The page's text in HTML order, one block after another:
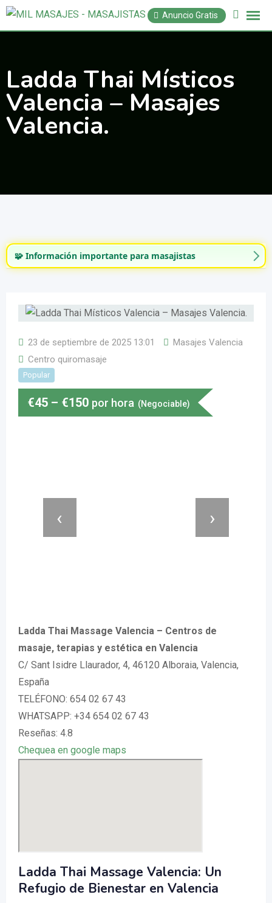
Saltar
Anuncio Gratis
Ladda Thai Místicos
Valencia – Masajes
Valencia.
🧩 Información importante para masajistas
23 de septiembre de 2025 13:01
Masajes Valencia
Centro quiromasaje
Popular
€45 – €150 por hora (Negociable)
‹ ›
Ladda Thai Massage Valencia – Centros de
masaje, terapias y estética en Valencia
C/ Sant Isidre Llaurador, 4, 46120 Alboraia, Valencia,
España
TELÉFONO: 654 02 67 43
WHATSAPP: +34 654 02 67 43
Reseñas: 4.8
Chequea en google maps
Ladda Thai Massage Valencia: Un
Refugio de Bienestar en Valencia